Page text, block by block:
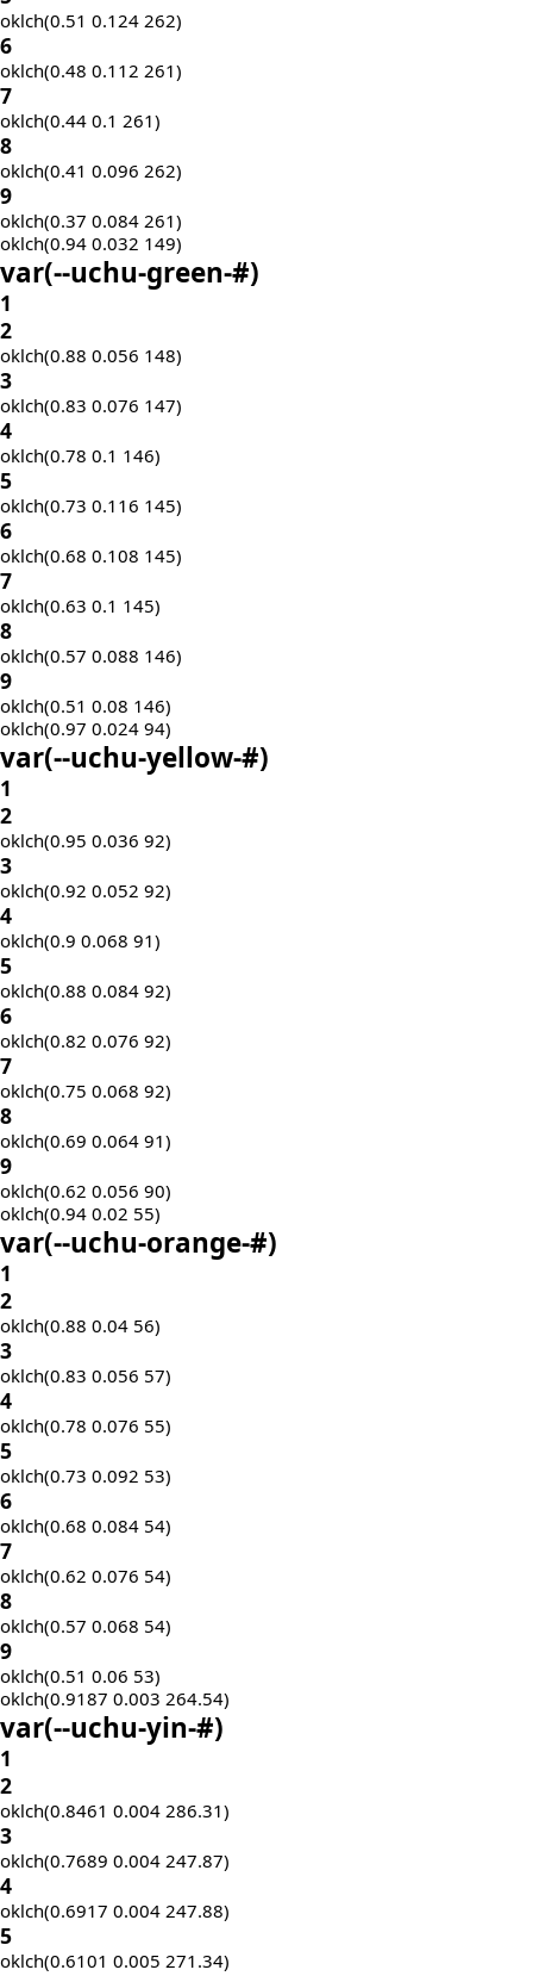
oklch(0.51 0.124 262)
6
oklch(0.48 0.112 261)
7
oklch(0.44 0.1 261)
8
oklch(0.41 0.096 262)
9
oklch(0.37 0.084 261)
oklch(0.94 0.032 149)
var(--uchu-green-#)
1
2
oklch(0.88 0.056 148)
3
oklch(0.83 0.076 147)
4
oklch(0.78 0.1 146)
5
oklch(0.73 0.116 145)
6
oklch(0.68 0.108 145)
7
oklch(0.63 0.1 145)
8
oklch(0.57 0.088 146)
9
oklch(0.51 0.08 146)
oklch(0.97 0.024 94)
var(--uchu-yellow-#)
1
2
oklch(0.95 0.036 92)
3
oklch(0.92 0.052 92)
4
oklch(0.9 0.068 91)
5
oklch(0.88 0.084 92)
6
oklch(0.82 0.076 92)
7
oklch(0.75 0.068 92)
8
oklch(0.69 0.064 91)
9
oklch(0.62 0.056 90)
oklch(0.94 0.02 55)
var(--uchu-orange-#)
1
2
oklch(0.88 0.04 56)
3
oklch(0.83 0.056 57)
4
oklch(0.78 0.076 55)
5
oklch(0.73 0.092 53)
6
oklch(0.68 0.084 54)
7
oklch(0.62 0.076 54)
8
oklch(0.57 0.068 54)
9
oklch(0.51 0.06 53)
oklch(0.9187 0.003 264.54)
var(--uchu-yin-#)
1
2
oklch(0.8461 0.004 286.31)
3
oklch(0.7689 0.004 247.87)
4
oklch(0.6917 0.004 247.88)
5
oklch(0.6101 0.005 271.34)